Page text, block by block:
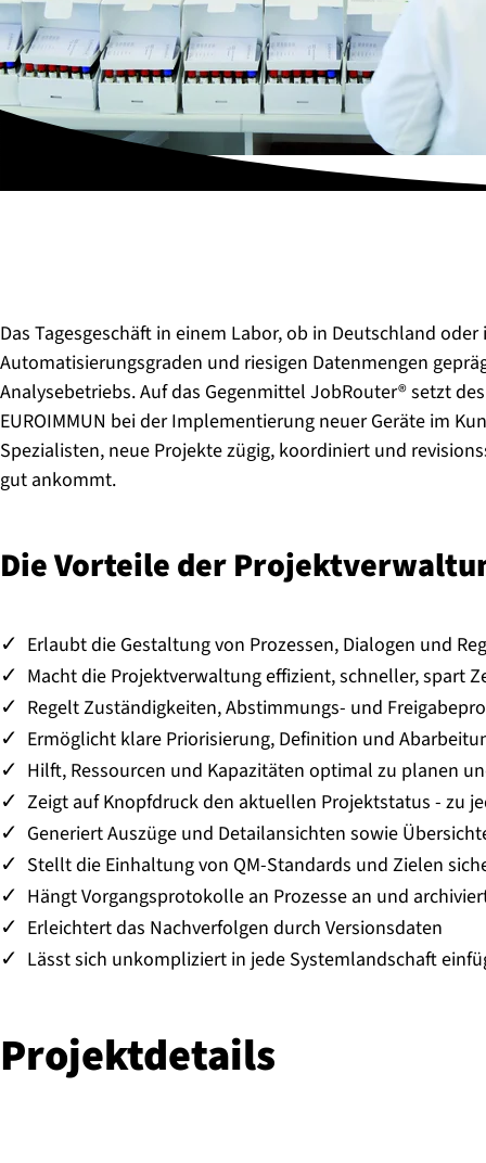
Das Tagesgeschäft in einem Labor, ob in Deutschland
Automatisierungsgraden und riesigen Datenmengen
Analysebetriebs. Auf das Gegenmittel JobRouter® setzt
EUROIMMUN bei der Implementierung neuer Geräte im
Spezialisten, neue Projekte zügig, koordiniert und
gut ankommt.
Die Vorteile der
Erlaubt die Gestaltung von Prozessen, Dialogen und
Macht die Projektverwaltung effizient, schneller, spart
Regelt Zuständigkeiten, Abstimmungs- und
Ermöglicht klare Priorisierung, Definition und
Hilft, Ressourcen und Kapazitäten optimal zu planen
Zeigt auf Knopfdruck den aktuellen Projektstatus - zu
Generiert Auszüge und Detailansichten sowie
Stellt die Einhaltung von QM-Standards und Zielen
Hängt Vorgangsprotokolle an Prozesse an und
Erleichtert das Nachverfolgen durch Versionsdaten
Lässt sich unkompliziert in jede Systemlandschaft
Pro­jekt­de­tails